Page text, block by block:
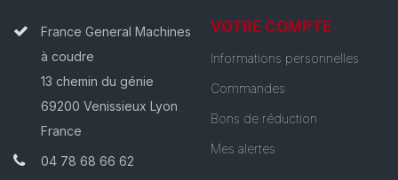
France General Machines
à coudre
13 chemin du génie
69200 Venissieux Lyon
France
04 78 68 66 62
VOTRE COMPTE
Informations personnelles
Commandes
Bons de réduction
Mes alertes